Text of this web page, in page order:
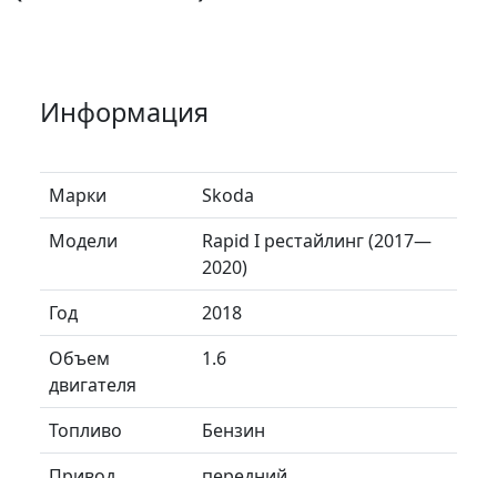
Информация
Марки
Skoda
Модели
Rapid I рестайлинг (2017—
2020)
Год
2018
Объем
двигателя
1.6
Топливо
Бензин